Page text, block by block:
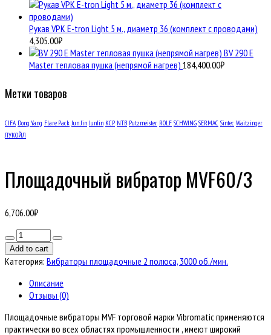
Рукав VPK E-tron Light 5 м., диаметр 36 (комплект с проводами)
4,305.00₽
BV 290 E
Master тепловая пушка (непрямой нагрев) 184,400.00₽
Метки товаров
CIFA Dong Yang Flare Pack Jun Jin JunJin KCP NTB Putzmeister ROLF SCHWING SERMAC Sintec Waitzinger
ЛУКОЙЛ
Площадочный вибратор MVF60/3
6,706.00₽
Количество
товара
Площадочный
вибратор
MVF60/3
Add to cart
Категория: Вибраторы площадочные 2 полюса, 3000 об./мин.
Описание
Отзывы (0)
Площадочные вибраторы MVF торговой марки Vibromatic применяются
практически во всех областях промышленности , имеют широкий